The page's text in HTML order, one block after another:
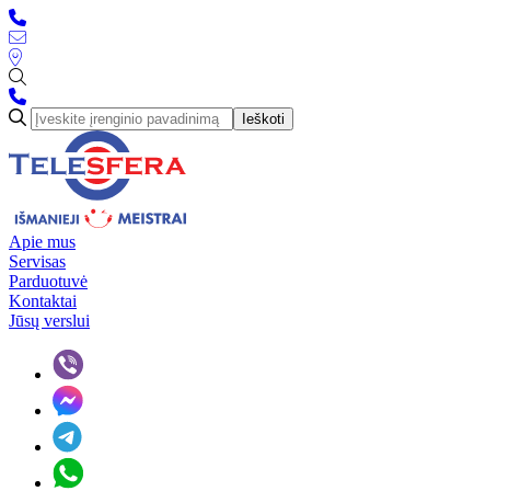
Ieškoti
Apie mus
Servisas
Parduotuvė
Kontaktai
Jūsų verslui